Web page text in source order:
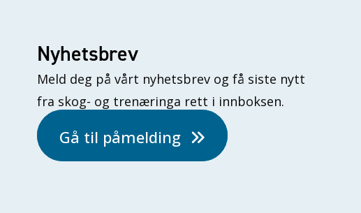
Nyhetsbrev
Meld deg på vårt nyhetsbrev og få siste nytt
fra skog- og trenæringa rett i innboksen.
Gå til påmelding